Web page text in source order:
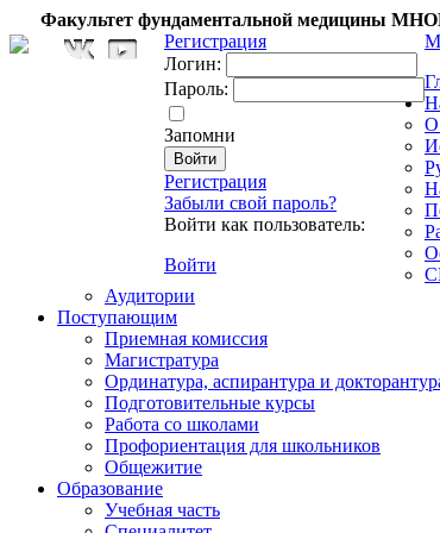
Факультет фундаментальной медицины
Регистрация
Логин:
Пароль:
Запомни
Регистрация
Забыли свой пароль?
Войти как пользователь:
Войти
О
Аудитории
Поступающим
Приемная комиссия
Магистратура
Ординатура, аспирантура и
Подготовительные курсы
Работа со школами
Профориентация для школьников
Общежитие
Образование
Учебная часть